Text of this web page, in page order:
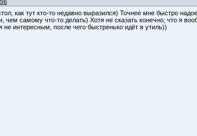
как тут кто-то недавно выразился) Точнее мне быстро
чем самому что-то делать) Хотя не сказать конечно, что я
не интересным, после чего быстренько идёт в утиль))